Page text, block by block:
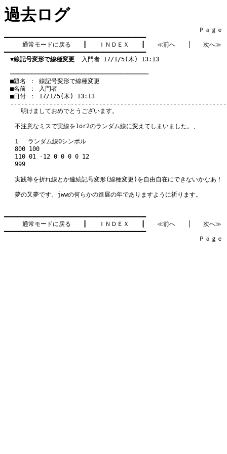
過去ログ
Ｐａｇｅ
━━━━━━━━━━━━━━━━━━━━━━━━━━━━━━━━━━━━━━━━
通常モードに戻る
ＩＮＤＥＸ ≪前へ
次へ≫
━━━━━━━━━━━━━━━━━━━━━━━━━━━━━━━━━━━━━━━━
▼線記号変形で線種変更
  入門者 17/1/5(木) 13:13
───────────────────────────────────────
■題名 ： 線記号変形で線種変更
■名前 ： 入門者
■日付 ： 17/1/5(木) 13:13
明けましておめでとうございます。
不注意なミスで実線を1or2のランダム線に変えてしまいました。、
1 ランダム線0シンボル
800 100
110 01 -12 0 0 0 0 12
999
実践等を折れ線とか連続記号変形(線種変更)を自由自在にできないかなあ！
夢の又夢です。jwwの何らかの進展の年でありますように祈ります。
━━━━━━━━━━━━━━━━━━━━━━━━━━━━━━━━━━━━━━━━
通常モードに戻る
ＩＮＤＥＸ ≪前へ
次へ≫
━━━━━━━━━━━━━━━━━━━━━━━━━━━━━━━━━━━━━━━━
Ｐａｇｅ